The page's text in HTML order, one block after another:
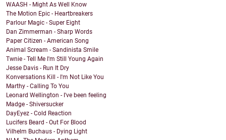
WAASH - Might As Well Know
The Motion Epic - Heartbreakers
Parlour Magic - Super Eight
Dan Zimmerman - Sharp Words
Paper Citizen - American Song
Animal Scream - Sandinista Smile
Twnie - Tell Me I'm Still Young Again
Jesse Davis - Run It Dry
Konversations Kill - I'm Not Like You
Marthy - Calling To You
Leonard Wellington - I've been feeling
Madge - Shiversucker
DayEyez - Cold Reaction
Lucifers Beard - Out For Blood
Vilhelm Buchaus - Dying Light